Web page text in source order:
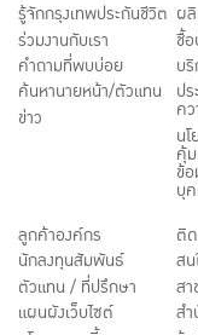
รู้จักกรุงเทพประกันชีวิต
ร่วมงานกับเรา
คำถามที่พบบ่อย
ค้นหานายหน้า/ตัวแทน
ข่าว
ผ
ชื้
บ
ป
ค
น
คุ้
ข้
บุ
ลูกค้าองค์กร
นักลงทุนสัมพันธ์
ตัวแทน / ที่ปรึกษา
แผนผังเว็บไซต์
ติ
สน
สา
ส